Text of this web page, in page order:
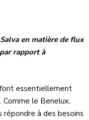
en matière de flux
rapport à
essentiellement
Comme le Benelux,
répondre à des besoins